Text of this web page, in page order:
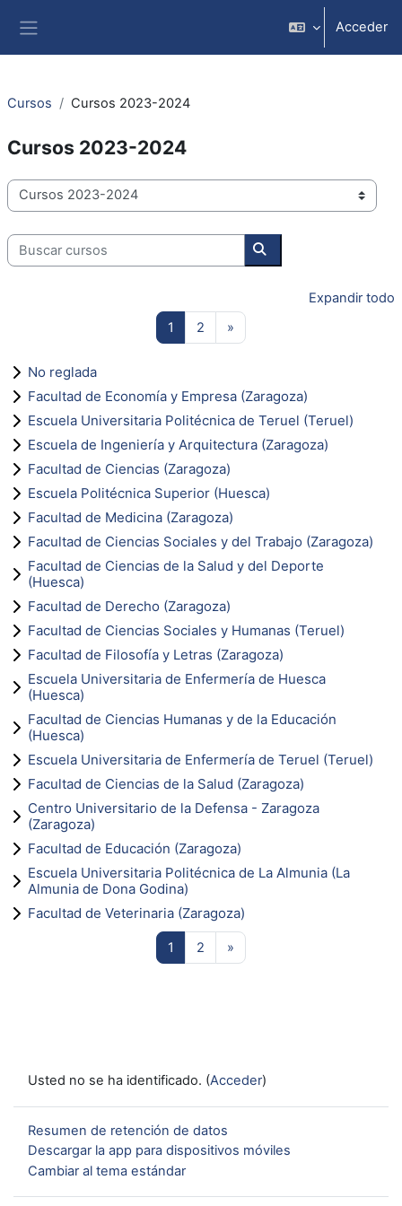
Acceder
Cursos Cursos 2023-2024
Cursos 2023-2024
Categorías
Buscar cursos
Buscar cursos
Expandir todo
1 Página 1
2 Página 2
»
No reglada
Facultad de Economía y Empresa (Zaragoza)
Escuela Universitaria Politécnica de Teruel (Teruel)
Escuela de Ingeniería y Arquitectura (Zaragoza)
Facultad de Ciencias (Zaragoza)
Escuela Politécnica Superior (Huesca)
Facultad de Medicina (Zaragoza)
Facultad de Ciencias Sociales y del Trabajo (Zaragoza)
Facultad de Ciencias de la Salud y del Deporte
(Huesca)
Facultad de Derecho (Zaragoza)
Facultad de Ciencias Sociales y Humanas (Teruel)
Facultad de Filosofía y Letras (Zaragoza)
Escuela Universitaria de Enfermería de Huesca
(Huesca)
Facultad de Ciencias Humanas y de la Educación
(Huesca)
Escuela Universitaria de Enfermería de Teruel (Teruel)
Facultad de Ciencias de la Salud (Zaragoza)
Centro Universitario de la Defensa - Zaragoza
(Zaragoza)
Facultad de Educación (Zaragoza)
Escuela Universitaria Politécnica de La Almunia (La
Almunia de Dona Godina)
Facultad de Veterinaria (Zaragoza)
1 Página 1
2 Página 2
»
Usted no se ha identificado. (Acceder)
Resumen de retención de datos
Descargar la app para dispositivos móviles
Cambiar al tema estándar